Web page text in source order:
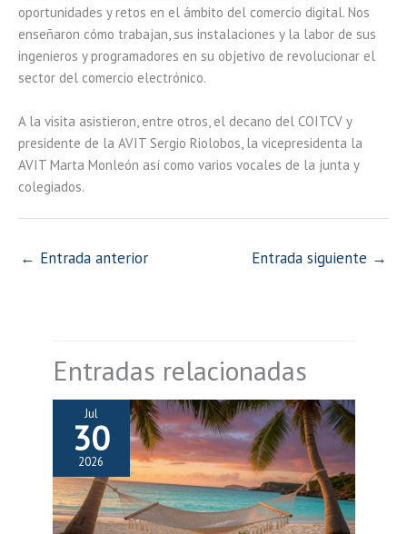
oportunidades y retos en el ámbito del comercio digital. Nos
enseñaron cómo trabajan, sus instalaciones y la labor de sus
ingenieros y programadores en su objetivo de revolucionar el
sector del comercio electrónico.
A la visita asistieron, entre otros, el decano del COITCV y
presidente de la AVIT Sergio Riolobos, la vicepresidenta la
AVIT Marta Monleón así como varios vocales de la junta y
colegiados.
← Entrada anterior Entrada siguiente →
Entradas relacionadas
Jul
30
2026